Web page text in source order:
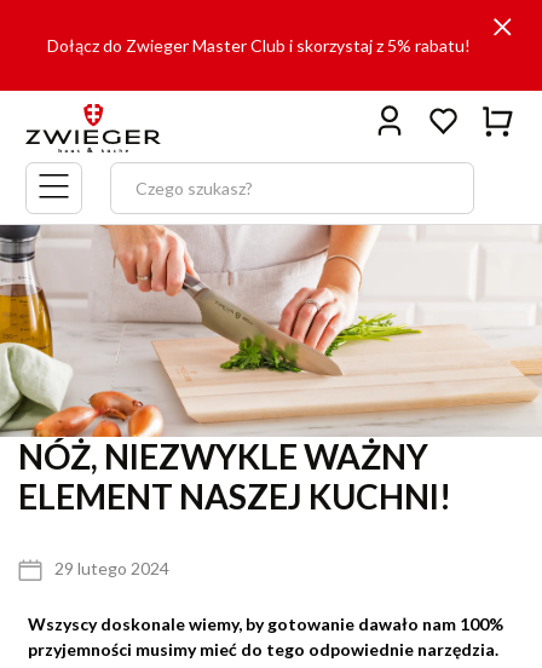
Dołącz do Zwieger Master Club i skorzystaj z 5% rabatu!
Menu
główne
NÓŻ, NIEZWYKLE WAŻNY
ELEMENT NASZEJ KUCHNI!
29 lutego 2024
Wszyscy doskonale wiemy, by gotowanie dawało nam 100%
przyjemności musimy mieć do tego odpowiednie narzędzia.